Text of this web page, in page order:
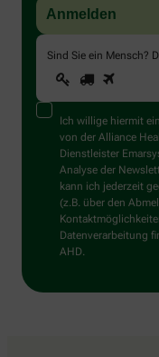
Sind Sie ein Mensch?
Sind
Sie
ein
Mensch?
Dann
wählen
Sie
bitte
den
LKW.
1 2
Ich willige hiermit
von der Alliance
Dienstleister
Analyse der
kann ich jederzeit
(z.B. über den
Datenverarbeitung
AHD.